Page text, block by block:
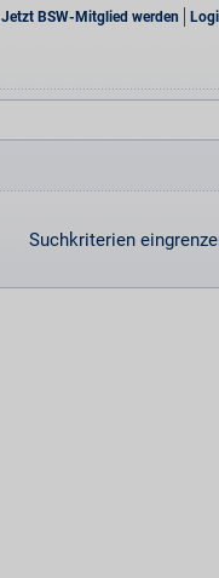
Jetzt BSW-Mitglied werden
Suchkriterien